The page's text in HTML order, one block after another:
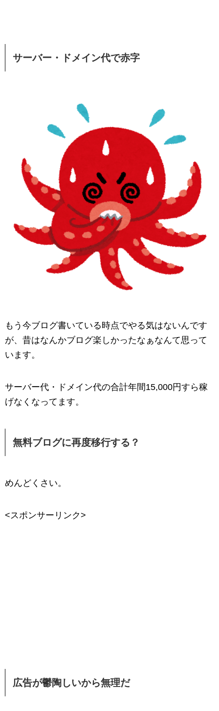
サーバー・ドメイン代で赤字
もう今ブログ書いている時点でやる気はないんです
が、昔はなんかブログ楽しかったなぁなんて思って
います。
サーバー代・ドメイン代の合計年間15,000円すら稼
げなくなってます。
無料ブログに再度移行する？
めんどくさい。
<スポンサーリンク>
広告が鬱陶しいから無理だ